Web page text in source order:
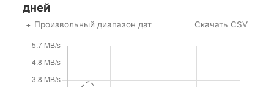
дней
Произвольный диапазон дат Скачать CSV